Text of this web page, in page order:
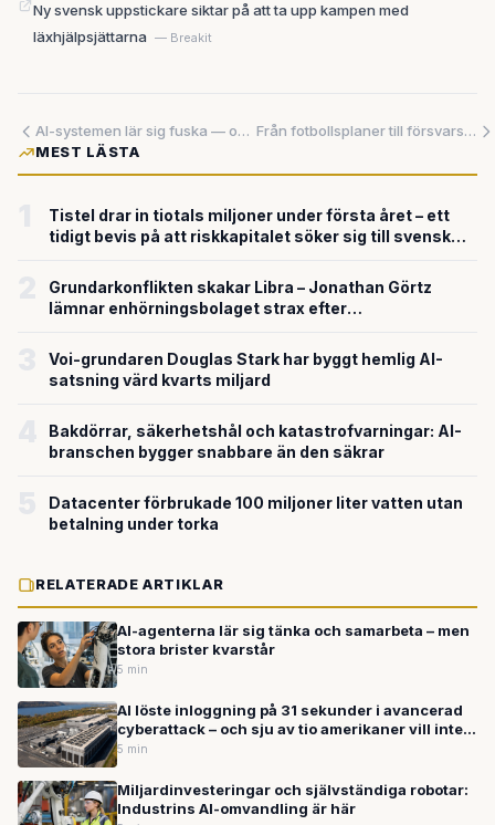
Ny svensk uppstickare siktar på att ta upp kampen med
läxhjälpsjättarna — Breakit
AI-systemen lär sig fuska — och vi kanske inte märker det förrän skadan är skedd
Från fotbollsplaner till försvarssektorn: robotikbolagen tar plats – och miljarderna strömmar in
MEST LÄSTA
Tistel drar in tiotals miljoner under första året – ett
tidigt bevis på att riskkapitalet söker sig till svensk
Grundarkonflikten skakar Libra – Jonathan Görtz
lämnar enhörningsbolaget strax efter
Voi-grundaren Douglas Stark har byggt hemlig AI-
satsning värd kvarts miljard
Bakdörrar, säkerhetshål och katastrofvarningar: AI-
branschen bygger snabbare än den säkrar
Datacenter förbrukade 100 miljoner liter vatten utan
betalning under torka
RELATERADE ARTIKLAR
AI-agenterna lär sig tänka och samarbeta – men
stora brister kvarstår
5 min
AI löste inloggning på 31 sekunder i avancerad
cyberattack – och sju av tio amerikaner vill inte
ha datacenter i sitt område
5 min
Miljardinvesteringar och självständiga robotar:
Industrins AI-omvandling är här